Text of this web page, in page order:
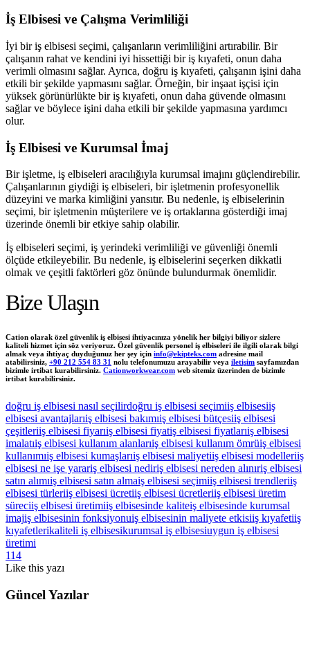
İş Elbisesi ve Çalışma Verimliliği
İyi bir iş elbisesi seçimi, çalışanların verimliliğini artırabilir. Bir
çalışanın rahat ve kendini iyi hissettiği bir iş kıyafeti, onun daha
verimli olmasını sağlar. Ayrıca, doğru iş kıyafeti, çalışanın işini daha
etkili bir şekilde yapmasını sağlar. Örneğin, bir inşaat işçisi için
yüksek görünürlükte bir iş kıyafeti, onun daha güvende olmasını
sağlar ve böylece işini daha etkili bir şekilde yapmasına yardımcı
olur.
İş Elbisesi ve Kurumsal İmaj
Bir işletme, iş elbiseleri aracılığıyla kurumsal imajını güçlendirebilir.
Çalışanlarının giydiği iş elbiseleri, bir işletmenin profesyonellik
düzeyini ve marka kimliğini yansıtır. Bu nedenle, iş elbiselerinin
seçimi, bir işletmenin müşterilere ve iş ortaklarına gösterdiği imaj
üzerinde önemli bir etkiye sahip olabilir.
İş elbiseleri seçimi, iş yerindeki verimliliği ve güvenliği önemli
ölçüde etkileyebilir. Bu nedenle, iş elbiselerini seçerken dikkatli
olmak ve çeşitli faktörleri göz önünde bulundurmak önemlidir.
Bize Ulaşın
Cation olarak özel güvenlik iş elbisesi ihtiyacınıza yönelik her bilgiyi biliyor sizlere
kaliteli hizmet için söz veriyoruz. Özel güvenlik personel iş elbiseleri ile ilgili olarak bilgi
almak veya ihtiyaç duyduğunuz her şey için info@ekipteks.com adresine mail
atabilirsiniz, +90 212 554 83 31 nolu telefonumuzu arayabilir veya iletişim sayfamızdan
bizimle irtibat kurabilirsiniz. Cationworkwear.com web sitemiz üzerinden de bizimle
irtibat kurabilirsiniz.
doğru iş elbisesi nasıl seçilirdoğru iş elbisesi seçimiiş elbisesiiş
elbisesi avantajlarıiş elbisesi bakımıiş elbisesi bütçesiiş elbisesi
çeşitleriiş elbisesi fiyarıiş elbisesi fiyatiş elbisesi fiyatlarıiş elbisesi
imalatıiş elbisesi kullanım alanlarıiş elbisesi kullanım ömrüiş elbisesi
kullanımıiş elbisesi kumaşlarıiş elbisesi maliyetiiş elbisesi modelleriiş
elbisesi ne işe yarariş elbisesi nediriş elbisesi nereden alınıriş elbisesi
satın alımıiş elbisesi satın almaiş elbisesi seçimiiş elbisesi trendleriiş
elbisesi türleriiş elbisesi ücretiiş elbisesi ücretleriiş elbisesi üretim
süreciiş elbisesi üretimiiş elbisesinde kaliteiş elbisesinde kurumsal
imajiş elbisesinin fonksiyonuiş elbisesinin maliyete etkisiiş kıyafetiiş
kıyafetlerikaliteli iş elbisesikurumsal iş elbisesiuygun iş elbisesi
üretimi
114
Like this yazı
Güncel Yazılar